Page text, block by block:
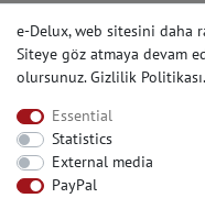
e-Delux, web sitesini daha
Siteye göz atmaya devam
olursunuz.Gizlilik Politikası.
Essential
Statistics
External media
PayPal